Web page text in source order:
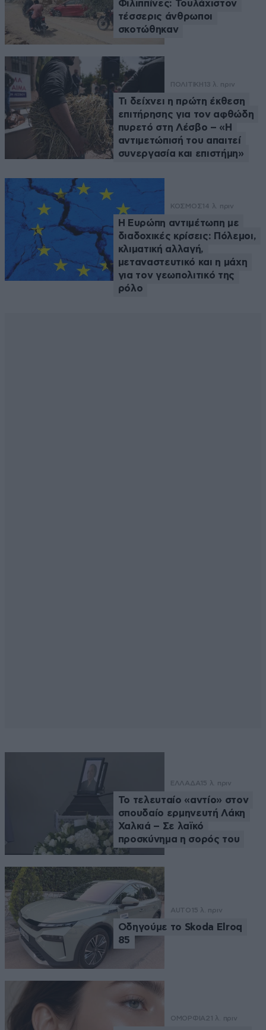
Φιλιππίνες: Τουλάχιστον
τέσσερις άνθρωποι
σκοτώθηκαν
ΠΟΛΙΤΙΚΗ 13 λ. πριν
Τι δείχνει η πρώτη έκθεση
επιτήρησης για τον αφθώδη
πυρετό στη Λέσβο – «Η
αντιμετώπισή του απαιτεί
συνεργασία και επιστήμη»
ΚΟΣΜΟΣ 14 λ. πριν
Η Ευρώπη αντιμέτωπη με
διαδοχικές κρίσεις: Πόλεμοι,
κλιματική αλλαγή,
μεταναστευτικό και η μάχη
για τον γεωπολιτικό της
ρόλο
ΕΛΛΑΔΑ 15 λ. πριν
Το τελευταίο «αντίο» στον
σπουδαίο ερμηνευτή Λάκη
Χαλκιά – Σε λαϊκό
προσκύνημα η σορός του
AUTO 15 λ. πριν
Οδηγούμε το Skoda Elroq
85
ΟΜΟΡΦΙΑ21 λ. πριν